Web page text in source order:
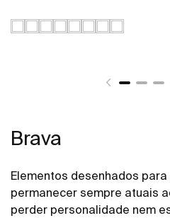
Brava
Elementos desenhados
permanecer sempre atuais
perder personalidade nem